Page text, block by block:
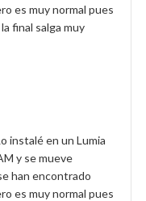
es muy normal pues
final salga muy
instalé en un Lumia
y se mueve
han encontrado
es muy normal pues